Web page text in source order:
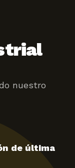
nuestro
de última